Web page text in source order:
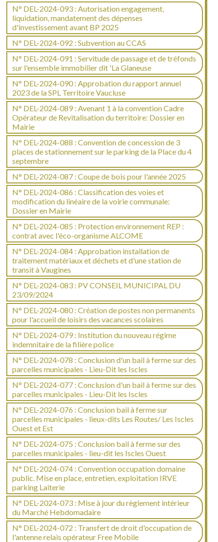
N° DEL-2024-093 : Autorisation engagement,
liquidation, mandatement des dépenses
d'investissement avant BP 2025
N° DEL-2024-092 : Subvention au CCAS
N° DEL-2024-091 : Servitude de passage et de tréfonds
sur l'ensemble immobilier dit 'La Glaneuse
N° DEL-2024-090 : Approbation du rapport annuel
2023 de la SPL Territoire Vaucluse
N° DEL-2024-089 : Avenant 1 à la convention Cadre
Opérateur de Revitalisation du territoire: Dossier en
Mairie
N° DEL-2024-088 : Convention de concession de 3
places de stationnement sur le parking de la Place du 4
septembre
N° DEL-2024-087 : Coupe de bois pour l'année 2025
N° DEL-2024-086 : Classification des voies et
modification du linéaire de la voirie communale:
Dossier en Mairie
N° DEL-2024-085 : Protection environnement REP :
contrat avec l'éco-organisme ALCOME
N° DEL-2024-084 : Approbation installation de
traitement matériaux et déchets et d'une station de
transit à Vaugines
N° DEL-2024-083 : PV CONSEIL MUNICIPAL DU
23/09/2024
N° DEL-2024-080 : Création de postes non permanents
pour l'accueil de loisirs des vacances scolaires
N° DEL-2024-079 : Institution du nouveau régime
indemnitaire de la filière police
N° DEL-2024-078 : Conclusion d'un bail à ferme sur des
parcelles municipales - Lieu-Dit les Iscles
N° DEL-2024-077 : Conclusion d'un bail à ferme sur des
parcelles municipales - Lieu-Dit les Iscles
N° DEL-2024-076 : Conclusion bail à ferme sur
parcelles municipales - lieux-dits Les Routes/ Les Iscles
Ouest et Est
N° DEL-2024-075 : Conclusion bail à ferme sur des
parcelles municipales - lieu-dit les Iscles Ouest
N° DEL-2024-074 : Convention occupation domaine
public. Mise en place, entretien, exploitation IRVE
parking Laiterie
N° DEL-2024-073 : Mise à jour du règlement intérieur
du Marché Hebdomadaire
N° DEL-2024-072 : Transfert de droit d'occupation de
l'antenne relais opérateur Free Mobile